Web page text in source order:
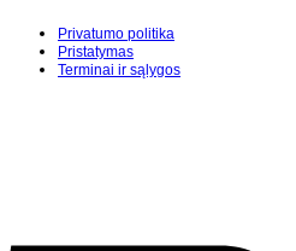
Privatumo politika
Pristatymas
Terminai ir sąlygos